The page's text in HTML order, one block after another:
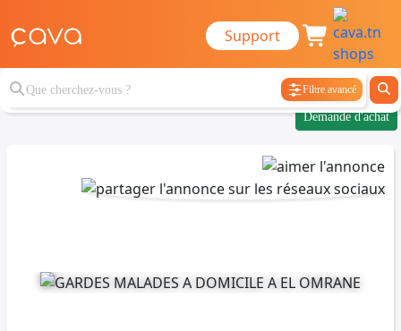
Support
Filtre avancé
Demande d'achat